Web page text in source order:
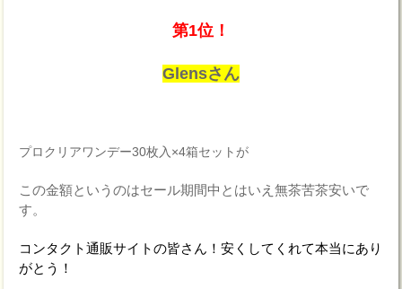
第1位！
Glensさん
プロクリアワンデー30枚入×4箱セットが
この金額というのはセール期間中とはいえ無茶苦茶安いで
す。
コンタクト通販サイトの皆さん！安くしてくれて本当にあり
がとう！